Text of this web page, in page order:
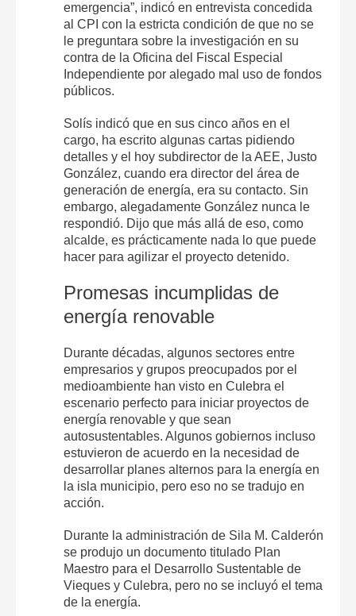
emergencia”, indicó en entrevista concedida
al CPI con la estricta condición de que no se
le preguntara sobre la investigación en su
contra de la Oficina del Fiscal Especial
Independiente por alegado mal uso de fondos
públicos.
Solís indicó que en sus cinco años en el
cargo, ha escrito algunas cartas pidiendo
detalles y el hoy subdirector de la AEE, Justo
González, cuando era director del área de
generación de energía, era su contacto. Sin
embargo, alegadamente González nunca le
respondió. Dijo que más allá de eso, como
alcalde, es prácticamente nada lo que puede
hacer para agilizar el proyecto detenido.
Promesas incumplidas de
energía renovable
Durante décadas, algunos sectores entre
empresarios y grupos preocupados por el
medioambiente han visto en Culebra el
escenario perfecto para iniciar proyectos de
energía renovable y que sean
autosustentables. Algunos gobiernos incluso
estuvieron de acuerdo en la necesidad de
desarrollar planes alternos para la energía en
la isla municipio, pero eso no se tradujo en
acción.
Durante la administración de Sila M. Calderón
se produjo un documento titulado Plan
Maestro para el Desarrollo Sustentable de
Vieques y Culebra, pero no se incluyó el tema
de la energía.